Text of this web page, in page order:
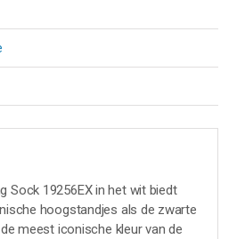
Sock 19256EX in het wit biedt
hoogstandjes als de zwarte
meest iconische kleur van de